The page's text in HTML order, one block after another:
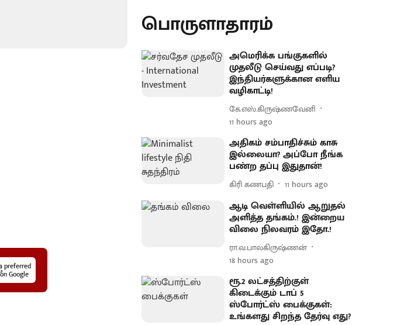
preferred
Google
பொருளாதாரம்
அமெரிக்க பங்குகளில்
முதலீடு செய்வது எப்படி?
இந்தியர்களுக்கான எளிய
வழிகாட்டி!
கே.எஸ்.கிருஷ்ணவேனி
11 hours ago
அதிகம் சம்பாதிச்சும் காசு
இல்லையா? அப்போ நீங்க
பண்ற தப்பு இதுதான்!
கிரி கணபதி 11 hours ago
ஆடி வெள்ளியில் ஆறுதல்
அளித்த தங்கம்.! இன்றைய
விலை நிலவரம் இதோ.!
ரா.வ.பாலகிருஷ்ணன்
18 hours ago
ரூ.2 லட்சத்திற்குள்
கிடைக்கும் டாப் 5
ஸ்போர்ட்ஸ் பைக்குகள்:
உங்களது சிறந்த தேர்வு எது?